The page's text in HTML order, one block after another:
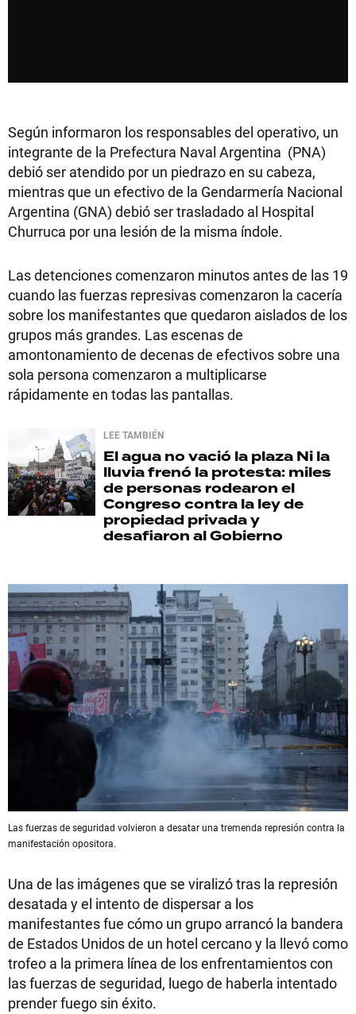
Según informaron los responsables del operativo, un
integrante de la Prefectura Naval Argentina (PNA)
debió ser atendido por un piedrazo en su cabeza,
mientras que un efectivo de la Gendarmería Nacional
Argentina (GNA) debió ser trasladado al Hospital
Churruca por una lesión de la misma índole.
Las detenciones comenzaron minutos antes de las 19
cuando las fuerzas represivas comenzaron la cacería
sobre los manifestantes que quedaron aislados de los
grupos más grandes. Las escenas de
amontonamiento de decenas de efectivos sobre una
sola persona comenzaron a multiplicarse
rápidamente en todas las pantallas.
LEE TAMBIÉN
El agua no vació la plaza Ni la
lluvia frenó la protesta: miles
de personas rodearon el
Congreso contra la ley de
propiedad privada y
desafiaron al Gobierno
Las fuerzas de seguridad volvieron a desatar una tremenda represión contra la
manifestación opositora.
Una de las imágenes que se viralizó tras la represión
desatada y el intento de dispersar a los
manifestantes fue cómo un grupo arrancó la bandera
de Estados Unidos de un hotel cercano y la llevó como
trofeo a la primera línea de los enfrentamientos con
las fuerzas de seguridad, luego de haberla intentado
prender fuego sin éxito.